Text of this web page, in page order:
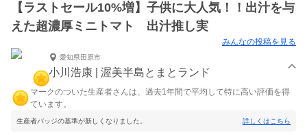
【ラストセール10%増】子供に大人気！！出汁を与
えた超濃厚ミニトマト 出汁推し実
みんなの投稿を見る
愛知県田原市
小川浩康 | 渥美半島とまとランド
マークのついた生産者さんは、過去1年間で平均して特に高い評価を得
ています。
生産者バッジの基準が新しくなりました。 詳しくはこちら